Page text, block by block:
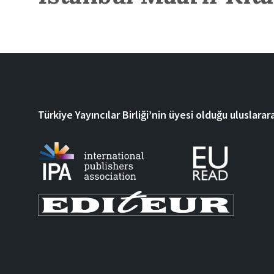
Türkiye Yayıncılar Birliği’nin üyesi olduğu